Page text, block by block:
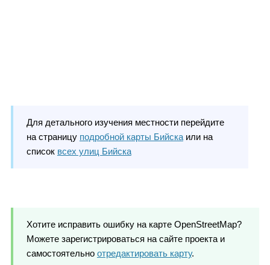
Для детального изучения местности перейдите
на страницу подробной карты Бийскаили на
список всех улиц Бийска
Хотите исправить ошибку на карте OpenStreetMap?
Можете зарегистрироваться на сайте проекта и
самостоятельно отредактировать карту.